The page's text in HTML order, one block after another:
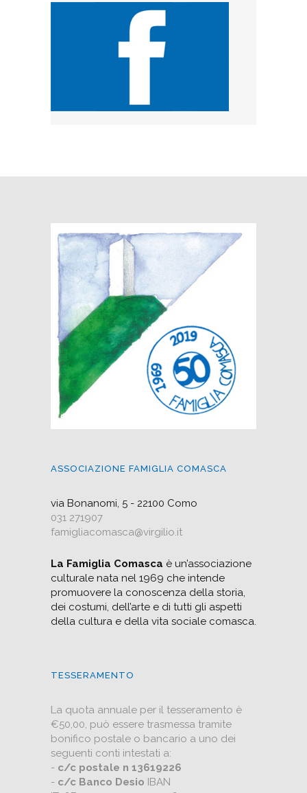
ASSOCIAZIONE FAMIGLIA COMASCA
via Bonanomi, 5 - 22100 Como
031 271907
famigliacomasca@virgilio.it
La Famiglia Comasca è un’associazione
culturale nata nel 1969 che intende
promuovere la conoscenza della storia,
dei costumi, dell’arte e di tutti gli aspetti
della cultura e della vita sociale comasca.
TESSERAMENTO
La quota annuale per il tesseramento è
€50,00, può essere trasmessa tramite
bonifico postale o bancario a uno dei
seguenti conti intestati a:
- c/c postale n 13619226
- c/c Banco Desio IBAN